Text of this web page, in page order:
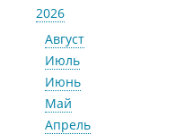
2026
Август
Июль
Июнь
Май
Апрель